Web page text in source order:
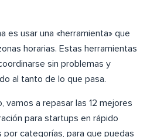
es usar una «herramienta» que
horarias. Estas herramientas
sin problemas y
al tanto de lo que pasa.
vamos a repasar las 12 mejores
para startups en rápido
categorías, para que puedas